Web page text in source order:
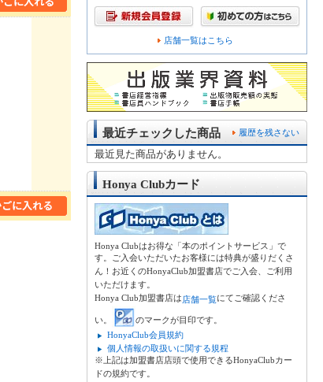
店舗一覧はこちら
履歴を残さない
最近チェックした商品
最近見た商品がありません。
Honya Clubカード
Honya Clubはお得な「本のポイントサービス」で
す。ご入会いただいたお客様には特典が盛りだくさ
ん！お近くのHonyaClub加盟書店でご入会、ご利用
いただけます。
Honya Club加盟書店は店舗一覧にてご確認くださ
い。
のマークが目印です。
HonyaClub会員規約
個人情報の取扱いに関する規程
※上記は加盟書店店頭で使用できるHonyaClubカー
ドの規約です。